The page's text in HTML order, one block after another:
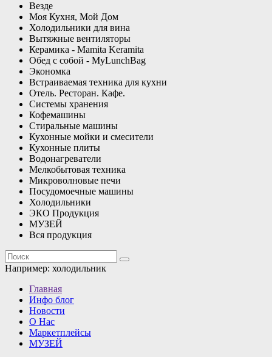
Везде
Моя Кухня, Мой Дом
Холодильники для вина
Вытяжные вентиляторы
Керамика - Mamita Keramita
Обед с собой - MyLunchBag
Экономка
Встраиваемая техника для кухни
Отель. Ресторан. Кафе.
Системы хранения
Кофемашины
Стиральные машины
Кухонные мойки и смесители
Кухонные плиты
Водонагреватели
Мелкобытовая техника
Микроволновые печи
Посудомоечные машины
Холодильники
ЭКО Продукция
МУЗЕЙ
Вся продукция
Например: холодильник
Главная
Инфо блог
Новости
О Нас
Маркетплейсы
МУЗЕЙ